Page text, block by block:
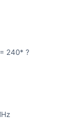
240* ?